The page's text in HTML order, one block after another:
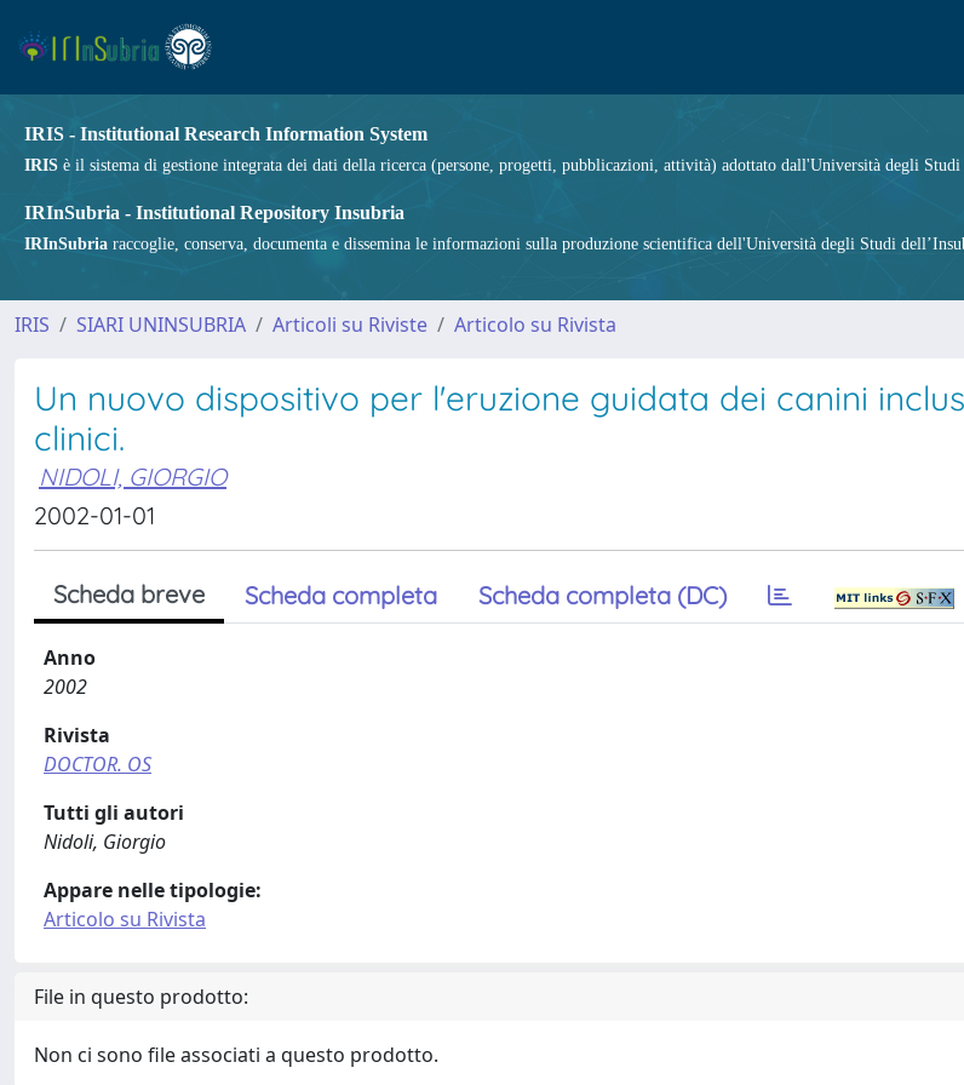
IRIS - Institutional Research Information System
IRIS è il sistema di gestione integrata dei dati della ricerca (persone, progetti, pubblicazioni, attività) adottato dall'Università degli Studi
IRInSubria - Institutional Repository Insubria
IRInSubria raccoglie, conserva, documenta e dissemina le informazioni sulla produzione scientifica dell'Università degli Studi
IRIS SIARI UNINSUBRIA Articoli su Riviste Articolo su Rivista
Un nuovo dispositivo per l'eruzione guidata dei canini
clinici.
NIDOLI, GIORGIO
2002-01-01
Scheda breve Scheda completa Scheda completa (DC)
Anno
2002
Rivista
DOCTOR. OS
Tutti gli autori
Nidoli, Giorgio
Appare nelle tipologie:
Articolo su Rivista
File in questo prodotto:
Non ci sono file associati a questo prodotto.